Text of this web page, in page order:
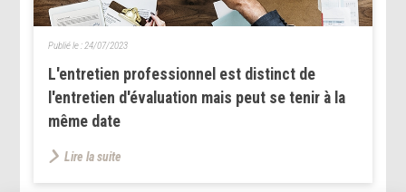
L'entretien professionnel est distinct de
l'entretien d'évaluation mais peut se tenir à la
même date
Publié le : 24/07/2023
Lire la suite